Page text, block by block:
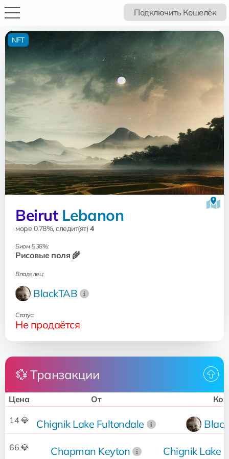
Подключить Кошелёк
Beirut Lebanon
море 0.78%, следит(ят) 4
Биом 5.38%:
Рисовые поля 🌾
Владелец:
BlackTAB
Статус:
Не продаётся
NFT
💱 Транзакции
Цена От
14 💎 Chignik Lake Fultondale
66 💎 Chapman Keyton Chignik Lake